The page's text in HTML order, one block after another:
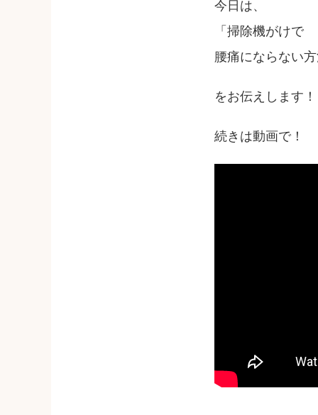
今日は、
「掃除機がけで
腰痛にならない
をお伝えします！
続きは動画で！